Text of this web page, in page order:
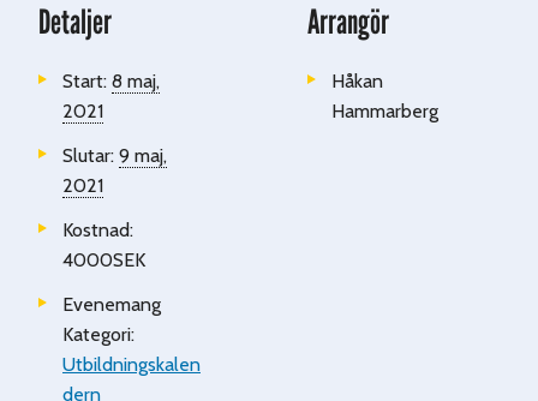
Detaljer
Start: 8 maj,
2021
Slutar: 9 maj,
2021
Kostnad:
4000SEK
Evenemang
Kategori:
Utbildningskalen
dern
Arrangör
Håkan
Hammarberg